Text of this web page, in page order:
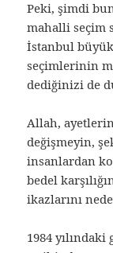
Peki, şimdi
mahalli seçim
İstanbul
seçimlerinin
dediğinizi de
Allah,
değişmeyin,
insanlardan
bedel
ikazlarını
1984